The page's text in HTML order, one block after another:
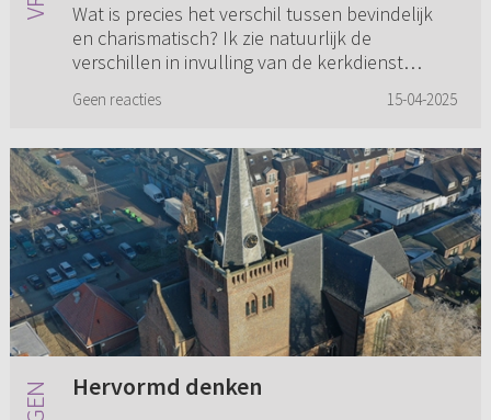
Wat is precies het verschil tussen bevindelijk
en charismatisch? Ik zie natuurlijk de
verschillen in invulling van de kerkdienst
van beide namen toe-eigenen...
Geen reacties 15-04-2025
Hervormd denken